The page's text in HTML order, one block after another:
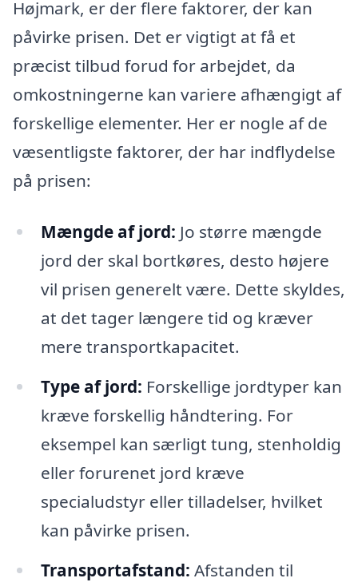
Højmark, er der flere faktorer, der kan
påvirke prisen. Det er vigtigt at få et
præcist tilbud forud for arbejdet, da
omkostningerne kan variere afhængigt af
forskellige elementer. Her er nogle af de
væsentligste faktorer, der har indflydelse
på prisen:
Mængde af jord: Jo større mængde
jord der skal bortkøres, desto højere
vil prisen generelt være. Dette skyldes,
at det tager længere tid og kræver
mere transportkapacitet.
Type af jord: Forskellige jordtyper kan
kræve forskellig håndtering. For
eksempel kan særligt tung, stenholdig
eller forurenet jord kræve
specialudstyr eller tilladelser, hvilket
kan påvirke prisen.
Transportafstand: Afstanden til